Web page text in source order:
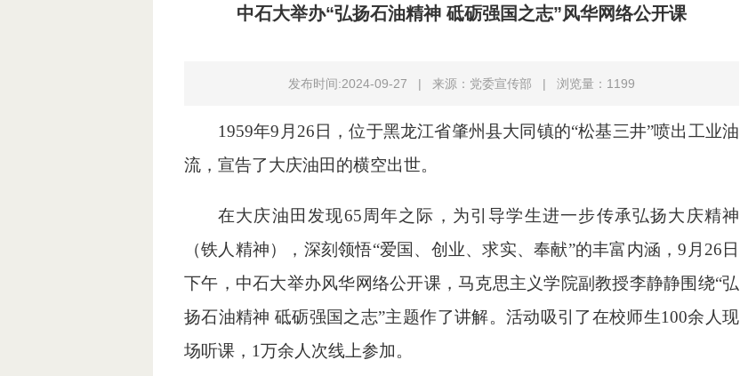
中石大举办“弘扬石油精神 砥砺强国之志”风华网络公开课
发布时间:2024-09-27 | 来源：党委宣传部 | 浏览量： 1199
1959年9月26日，位于黑龙江省肇州县大同镇的“松基三井”喷出工业油
流，宣告了大庆油田的横空出世。
在大庆油田发现65周年之际，为引导学生进一步传承弘扬大庆精神
（铁人精神），深刻领悟“爱国、创业、求实、奉献”的丰富内涵，9月26日
下午， 中石大举办风华网络公开课， 马克思主义学院副教授李静静围绕“弘
扬石油精神 砥砺强国之志”主题作了讲解。活动吸引了在校师生100余人现
场听课，1万余人次线上参加。